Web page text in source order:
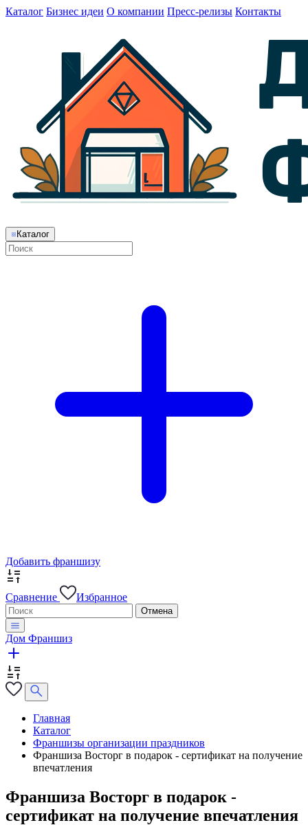
Каталог Бизнес идеи О компании Пресс-релизы Контакты
Каталог
Добавить франшизу
Сравнение Избранное
Отмена
Дом Франшиз
Главная
Каталог
Франшизы организации праздников
Франшиза Восторг в подарок - сертификат на получение
впечатления
Франшиза Восторг в подарок -
сертификат на получение впечатления